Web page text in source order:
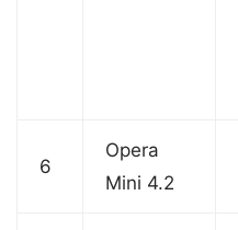
6
Opera
Mini 4.2